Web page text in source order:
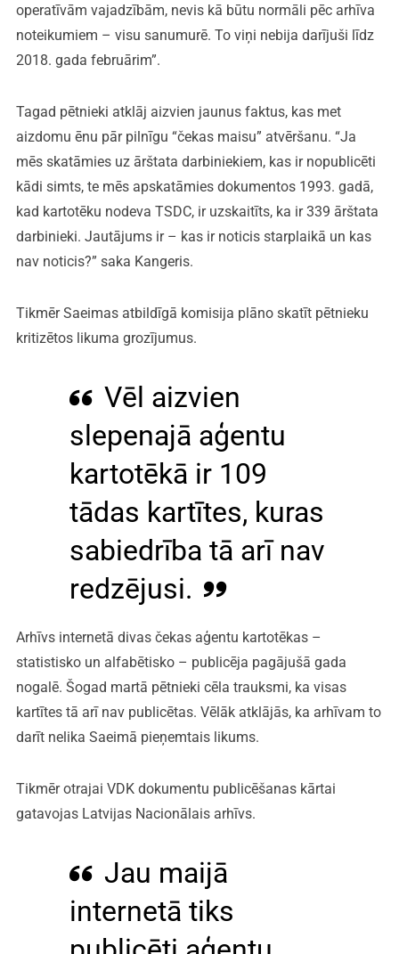
operatīvām vajadzībām, nevis kā būtu normāli pēc arhīva
noteikumiem – visu sanumurē. To viņi nebija darījuši līdz
2018. gada februārim”.
Tagad pētnieki atklāj aizvien jaunus faktus, kas met
aizdomu ēnu pār pilnīgu “čekas maisu” atvēršanu. “Ja
mēs skatāmies uz ārštata darbiniekiem, kas ir nopublicēti
kādi simts, te mēs apskatāmies dokumentos 1993. gadā,
kad kartotēku nodeva TSDC, ir uzskaitīts, ka ir 339 ārštata
darbinieki. Jautājums ir – kas ir noticis starplaikā un kas
nav noticis?” saka Kangeris.
Tikmēr Saeimas atbildīgā komisija plāno skatīt pētnieku
kritizētos likuma grozījumus.
Vēl aizvien
slepenajā aģentu
kartotēkā ir 109
tādas kartītes, kuras
sabiedrība tā arī nav
redzējusi.
Arhīvs internetā divas čekas aģentu kartotēkas –
statistisko un alfabētisko – publicēja pagājušā gada
nogalē. Šogad martā pētnieki cēla trauksmi, ka visas
kartītes tā arī nav publicētas. Vēlāk atklājās, ka arhīvam to
darīt nelika Saeimā pieņemtais likums.
Tikmēr otrajai VDK dokumentu publicēšanas kārtai
gatavojas Latvijas Nacionālais arhīvs.
Jau maijā
internetā tiks